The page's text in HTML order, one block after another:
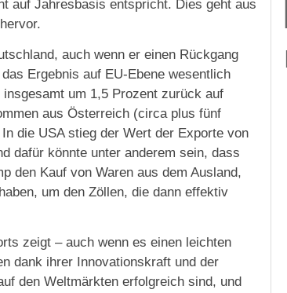
auf Jahresbasis entspricht. Dies geht aus
auch wenn er einen Rückgang
Ergebnis auf EU-Ebene wesentlich
um 1,5 Prozent zurück auf
aus Österreich (circa plus fünf
die USA stieg der Wert der Exporte von
dafür könnte unter anderem sein, dass
den Kauf von Waren aus dem Ausland,
um den Zöllen, die dann effektiv
zeigt – auch wenn es einen leichten
dank ihrer Innovationskraft und der
den Weltmärkten erfolgreich sind, und